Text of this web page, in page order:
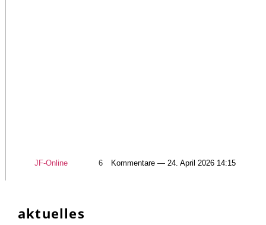
JF-Online 6 Kommentare — 24. April 2026 14:15
aktuelles